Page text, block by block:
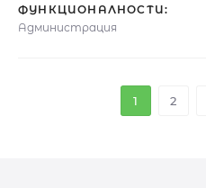
ФУНКЦИОНАЛНОСТИ:
Администрация
1 2